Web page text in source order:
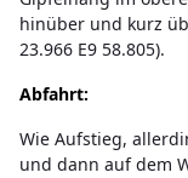
hinüber und kurz
23.966 E9 58.805).
Abfahrt:
Wie Aufstieg,
und dann auf dem